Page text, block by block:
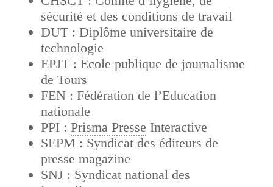
sécurité et des conditions de travail
DUT : Diplôme universitaire de
technologie
EPJT : Ecole publique de journalisme
de Tours
FEN : Fédération de l’Education
nationale
PPI : Prisma Presse Interactive
SEPM : Syndicat des éditeurs de
presse magazine
SNJ : Syndicat national des